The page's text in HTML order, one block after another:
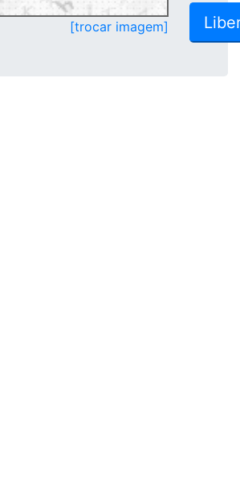
[trocar imagem]